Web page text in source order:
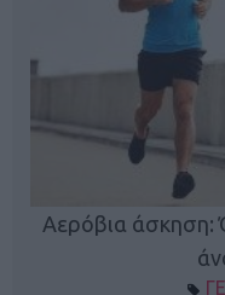
Αερόβια άσκηση: